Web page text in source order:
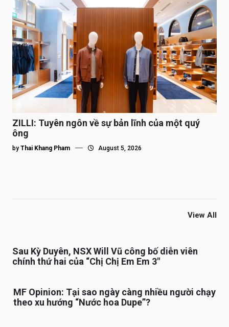
ZILLI: Tuyên ngôn về sự bản lĩnh của một quý
ông
by Thai Khang Pham August 5, 2026
View All
Sau Kỳ Duyên, NSX Will Vũ công bố diễn viên
chính thứ hai của “Chị Chị Em Em 3″
MF Opinion: Tại sao ngày càng nhiều người chạy
theo xu hướng “Nước hoa Dupe”?